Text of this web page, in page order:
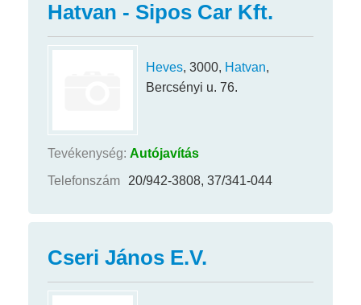
Hatvan - Sipos Car Kft.
Heves, 3000, Hatvan,
Bercsényi u. 76.
Tevékenység: Autójavítás
Telefonszám
20/942-3808, 37/341-044
Cseri János E.V.